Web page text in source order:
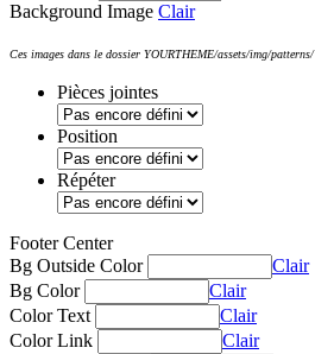
Background Image Clair
Ces images dans le dossier YOURTHEME/assets/img/patterns/
Pièces jointes
Position
Répéter
Footer Center
Bg Outside Color
Clair
Bg Color
Clair
Color Text
Clair
Color Link
Clair